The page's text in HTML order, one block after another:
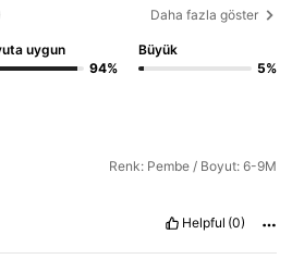
Daha fazla göster
uygun
94%
Büyük
5%
Renk: Pembe / Boyut: 6-9M
Helpful (0)